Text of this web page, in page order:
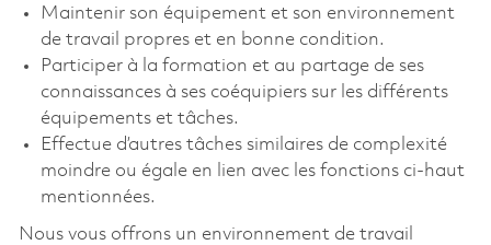
Maintenir son équipement et son environnement
de travail propres et en bonne condition.
Participer à la formation et au partage de ses
connaissances à ses coéquipiers sur les différents
équipements et tâches.
Effectue d’autres tâches similaires de complexité
moindre ou égale en lien avec les fonctions ci-haut
mentionnées.
Nous vous offrons un environnement de travail